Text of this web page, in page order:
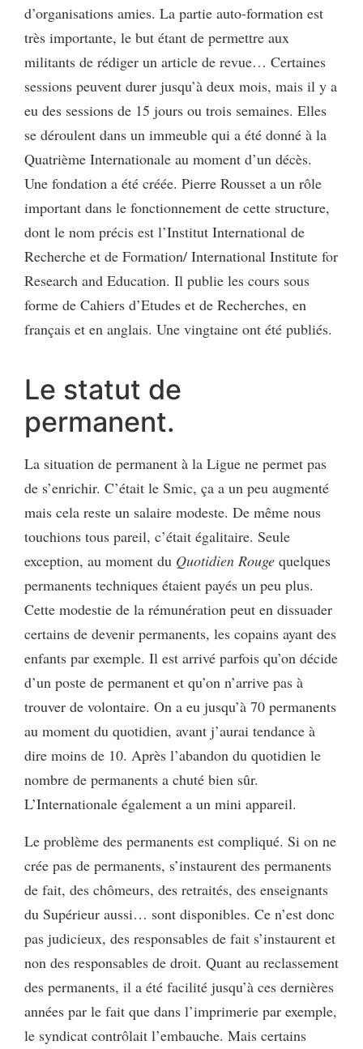
d’organisations amies. La partie auto-formation est
très importante, le but étant de permettre aux
militants de rédiger un article de revue… Certaines
sessions peuvent durer jusqu’à deux mois, mais il y a
eu des sessions de 15 jours ou trois semaines. Elles
se déroulent dans un immeuble qui a été donné à la
Quatrième Internationale au moment d’un décès.
Une fondation a été créée. Pierre Rousset a un rôle
important dans le fonctionnement de cette structure,
dont le nom précis est l’Institut International de
Recherche et de Formation/ International Institute for
Research and Education. Il publie les cours sous
forme de Cahiers d’Etudes et de Recherches, en
français et en anglais. Une vingtaine ont été publiés.
Le statut de
permanent.
La situation de permanent à la Ligue ne permet pas
de s’enrichir. C’était le Smic, ça a un peu augmenté
mais cela reste un salaire modeste. De même nous
touchions tous pareil, c’était égalitaire. Seule
exception, au moment du Quotidien Rouge quelques
permanents techniques étaient payés un peu plus.
Cette modestie de la rémunération peut en dissuader
certains de devenir permanents, les copains ayant des
enfants par exemple. Il est arrivé parfois qu’on décide
d’un poste de permanent et qu’on n’arrive pas à
trouver de volontaire. On a eu jusqu’à 70 permanents
au moment du quotidien, avant j’aurai tendance à
dire moins de 10. Après l’abandon du quotidien le
nombre de permanents a chuté bien sûr.
L’Internationale également a un mini appareil.
Le problème des permanents est compliqué. Si on ne
crée pas de permanents, s’instaurent des permanents
de fait, des chômeurs, des retraités, des enseignants
du Supérieur aussi… sont disponibles. Ce n’est donc
pas judicieux, des responsables de fait s’instaurent et
non des responsables de droit. Quant au reclassement
des permanents, il a été facilité jusqu’à ces dernières
années par le fait que dans l’imprimerie par exemple,
le syndicat contrôlait l’embauche. Mais certains